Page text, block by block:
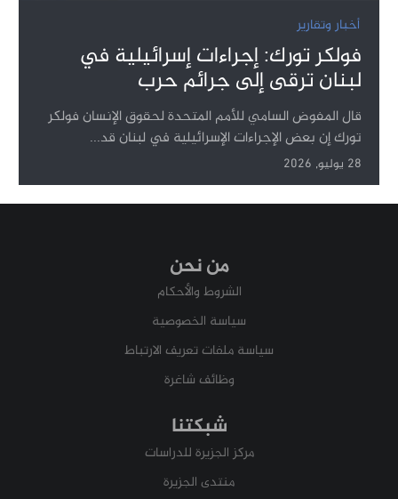
أخبار وتقارير
فولكر تورك: إجراءات إسرائيلية في
لبنان ترقى إلى جرائم حرب
قال المفوض السامي للأمم المتحدة لحقوق الإنسان فولكر
تورك إن بعض الإجراءات الإسرائيلية في لبنان قد...
28 يوليو, 2026
من نحن
الشروط والأحكام
سياسة الخصوصية
سياسة ملفات تعريف الارتباط
وظائف شاغرة
شبكتنا
مركز الجزيرة للدراسات
منتدى الجزيرة